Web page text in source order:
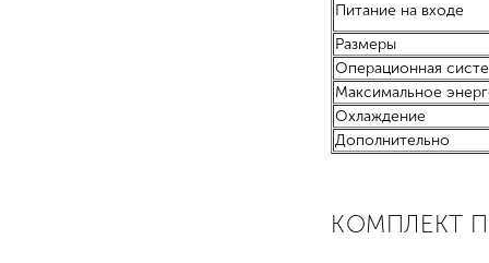
Питание на входе
Размеры
Операционная
Максимальное
Охлаждение
Дополнительно
КОМПЛЕКТ